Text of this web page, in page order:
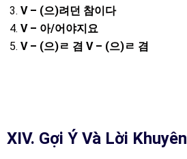
V – (으)려던 참이다
V – 아/어야지요
V – (으)ㄹ 겸 V – (으)ㄹ 겸
XIV. Gợi Ý Và Lời Khuyên